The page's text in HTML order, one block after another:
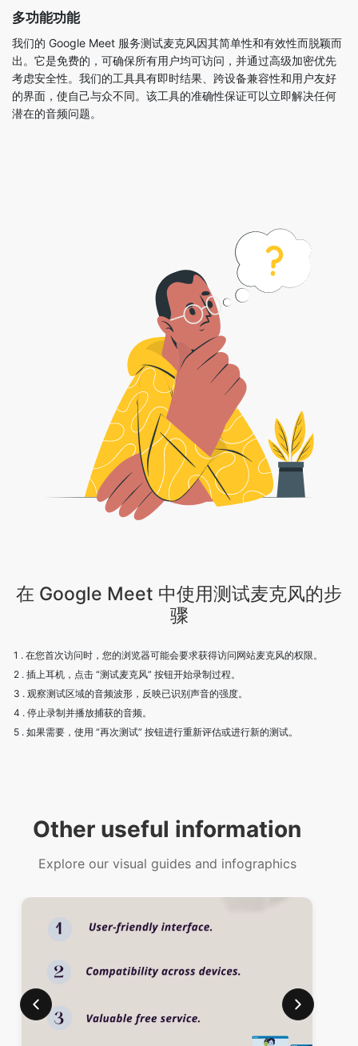
多功能功能
我们的 Google Meet 服务测试麦克风因其简单性和有效性而脱颖而
出。它是免费的，可确保所有用户均可访问，并通过高级加密优先
考虑安全性。我们的工具具有即时结果、跨设备兼容性和用户友好
的界面，使自己与众不同。该工具的准确性保证可以立即解决任何
潜在的音频问题。
在 Google Meet 中使用测试麦克风的步
骤
1 . 在您首次访问时，您的浏览器可能会要求获得访问网站麦克风的权限。
2 . 插上耳机，点击 “测试麦克风” 按钮开始录制过程。
3 . 观察测试区域的音频波形，反映已识别声音的强度。
4 . 停止录制并播放捕获的音频。
5 . 如果需要，使用 “再次测试” 按钮进行重新评估或进行新的测试。
Other useful information
Explore our visual guides and infographics